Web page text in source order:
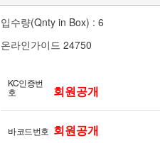
입수량(Qnty in Box) : 6
온라인가이드 24750
KC인증번
호 회원공개
바코드번호 회원공개